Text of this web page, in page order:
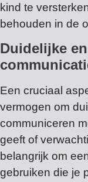
kind te
behouden in de
Duidelijke
Een cruciaal
vermogen om
communiceren
geeft of
belangrijk om
gebruiken die je